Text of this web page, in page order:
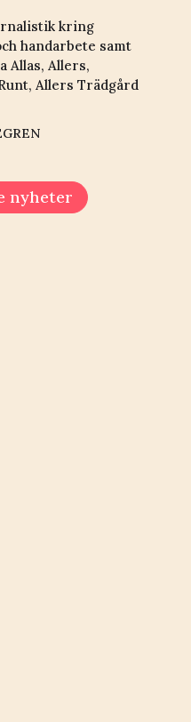
kring
handarbete samt
Allas, Allers,
Allers Trädgård
nyheter